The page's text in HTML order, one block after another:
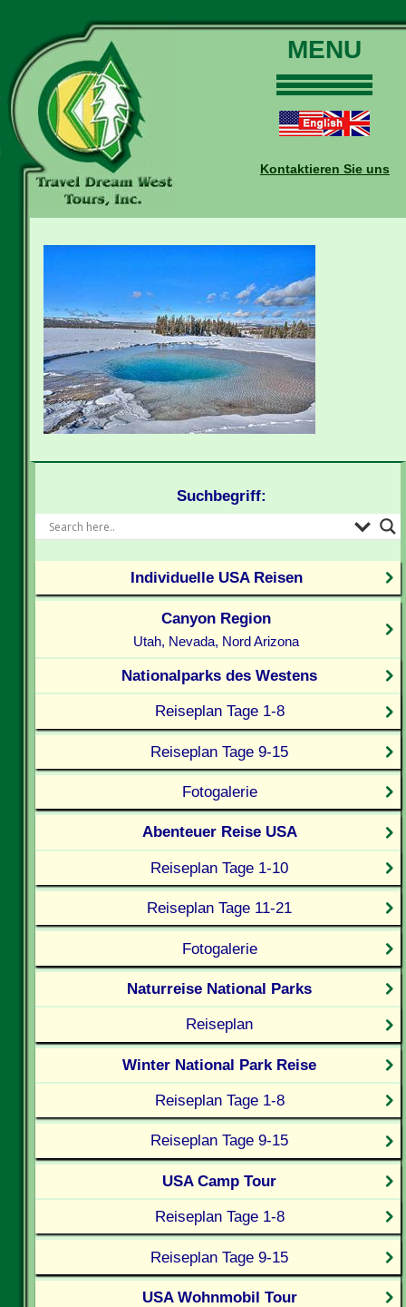
MENU
Touren
Daten und Preise
Buchungen
Auskünfte
Reise-Blog
Kontaktieren Sie uns
Suchbegriff:
Individuelle USA Reisen
Canyon Region
Utah, Nevada, Nord Arizona
Nationalparks des Westens
Reiseplan Tage 1-8
Reiseplan Tage 9-15
Fotogalerie
Abenteuer Reise USA
Reiseplan Tage 1-10
Reiseplan Tage 11-21
Fotogalerie
Naturreise National Parks
Reiseplan
Winter National Park Reise
Reiseplan Tage 1-8
Reiseplan Tage 9-15
USA Camp Tour
Reiseplan Tage 1-8
Reiseplan Tage 9-15
USA Wohnmobil Tour